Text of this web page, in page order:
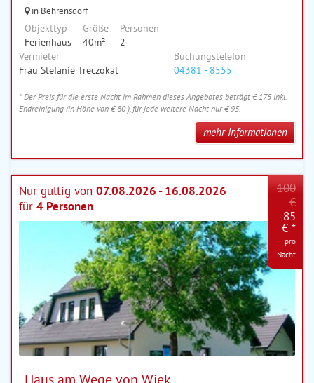
in Behrensdorf
Objekttyp
Ferienhaus
Größe
40m²
Personen
2
Vermieter
Frau Stefanie Treczokat
Buchungstelefon
04381 - 8555
* Der Preis für die erste Nacht im Rahmen dieses Angebotes beträgt € 175 inkl.
Endreinigung (in Höhe von € 80 ), für jede weitere Nacht nur € 95.
mehr Informationen
Nur gültig von 07.08.2026 - 16.08.2026
für 4 Personen
100
€
85
€ *
pro
Nacht